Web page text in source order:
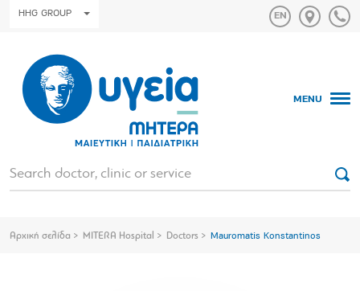
HHG GROUP
MENU
Αρχική σελίδα MITERA Hospital Doctors Mauromatis Konstantinos